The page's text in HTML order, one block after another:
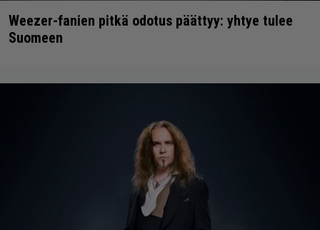
Weezer-fanien pitkä odotus päättyy: yhtye tulee
Suomeen